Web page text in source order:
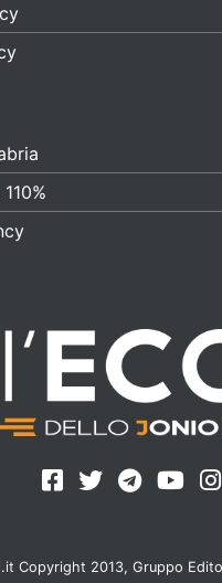
Copyright 2013, Gruppo